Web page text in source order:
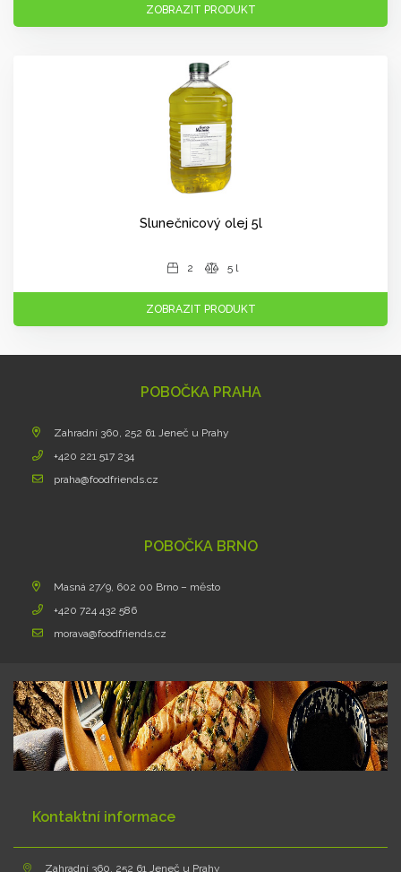
ZOBRAZIT PRODUKT
Slunečnicový olej 5l
2 5 l
ZOBRAZIT PRODUKT
POBOČKA PRAHA
Zahradní 360, 252 61 Jeneč u Prahy
+420 221 517 234
praha@foodfriends.cz
POBOČKA BRNO
Masná 27/9, 602 00 Brno – město
+420 724 432 586
morava@foodfriends.cz
Kontaktní informace
Zahradní 360, 252 61 Jeneč u Prahy